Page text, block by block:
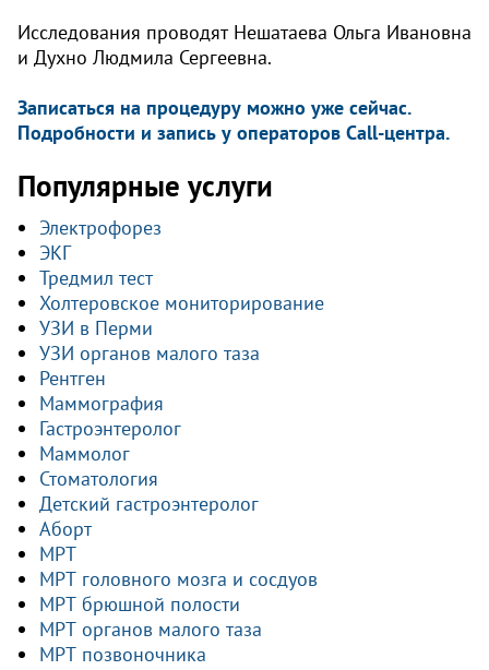
Исследования проводят Нешатаева Ольга Ивановна
и Духно Людмила Сергеевна.
Записаться на процедуру можно уже сейчас.
Подробности и запись у операторов Call-центра.
Популярные услуги
Электрофорез
ЭКГ
Тредмил тест
Холтеровское мониторирование
УЗИ в Перми
УЗИ органов малого таза
Рентген
Маммография
Гастроэнтеролог
Маммолог
Стоматология
Детский гастроэнтеролог
Аборт
МРТ
МРТ головного мозга и сосдуов
МРТ брюшной полости
МРТ органов малого таза
МРТ позвоночника